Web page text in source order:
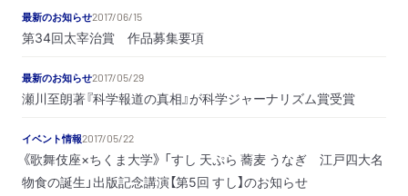
最新のお知らせ2017/06/15
第34回太宰治賞 作品募集要項
最新のお知らせ2017/05/29
瀬川至朗著『科学報道の真相』が科学ジャーナリズム賞受賞
イベント情報2017/05/22
《歌舞伎座×ちくま大学》 「すし 天ぷら 蕎麦 うなぎ 江戸四大名
物食の誕生」出版記念講演【第5回 すし】のお知らせ